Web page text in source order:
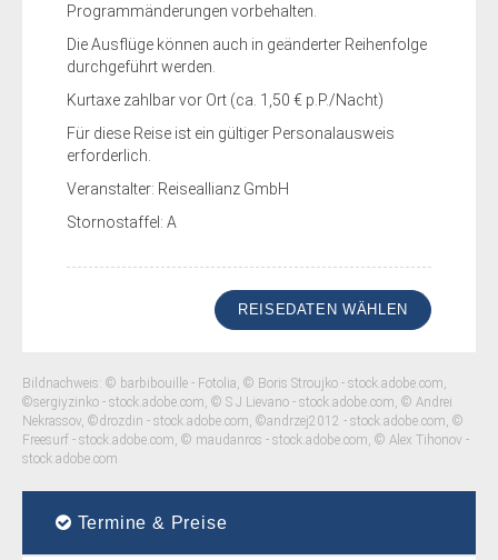
Programmänderungen vorbehalten.
Die Ausflüge können auch in geänderter Reihenfolge
durchgeführt werden.
Kurtaxe zahlbar vor Ort (ca. 1,50 € p.P./Nacht)
Für diese Reise ist ein gültiger Personalausweis
erforderlich.
Veranstalter: Reiseallianz GmbH
Stornostaffel: A
REISEDATEN WÄHLEN
Bildnachweis: © barbibouille - Fotolia, © Boris Stroujko - stock.adobe.com,
©sergiyzinko - stock.adobe.com, © S J Lievano - stock.adobe.com, © Andrei
Nekrassov, ©drozdin - stock.adobe.com, ©andrzej2012 - stock.adobe.com, ©
Freesurf - stock.adobe.com, © maudanros - stock.adobe.com, © Alex Tihonov -
stock.adobe.com
Termine & Preise